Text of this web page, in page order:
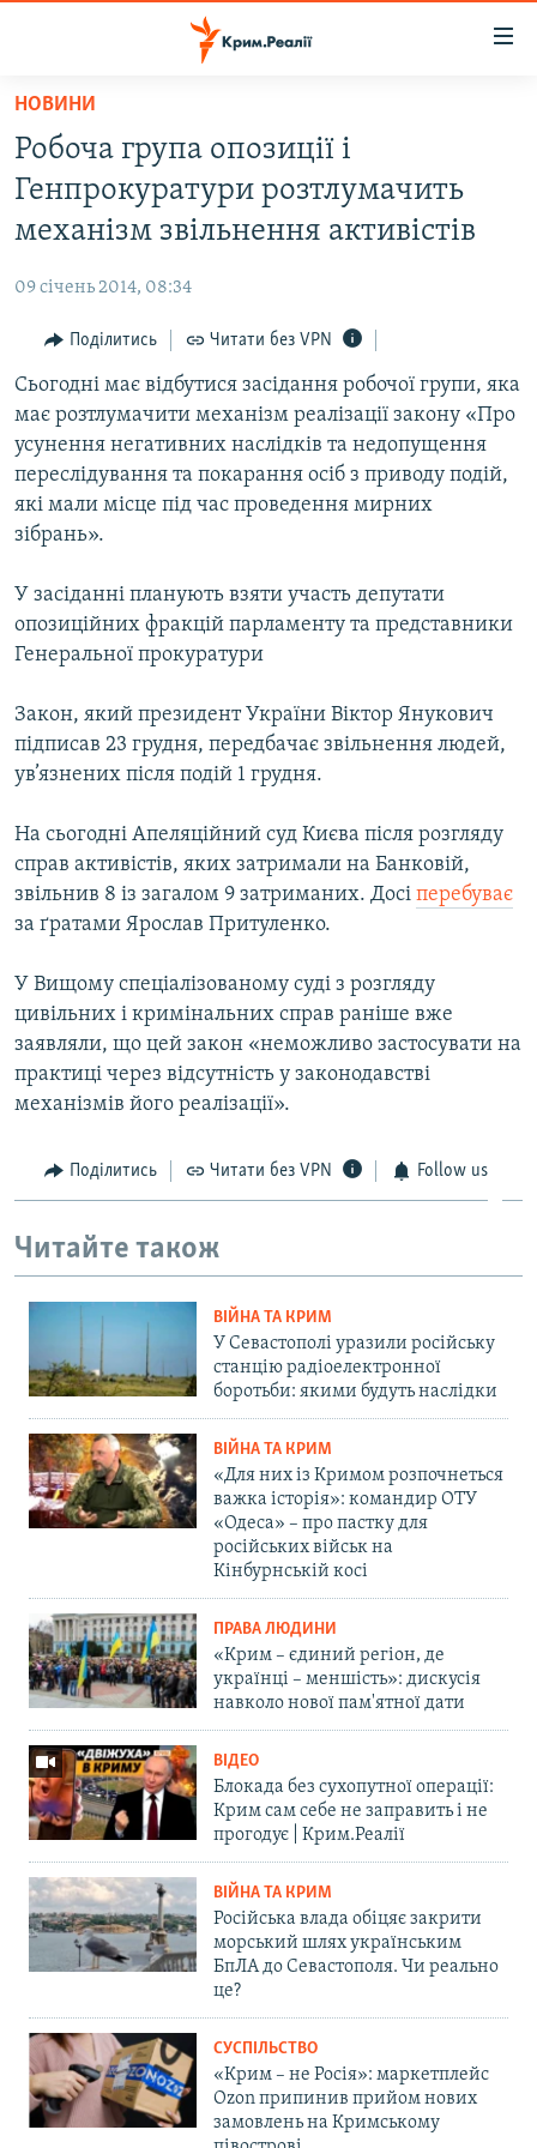
Перейти
основного
матеріалу
Перейти
до
основної
Перейти
пошуку
НОВИНИ
ВОДА.КРИМ
ВІДЕО ТА ФОТО
БЛОГИ
ПОГЛЯД
ІНТЕРВ'Ю
ВСЕ ЗА ДЕНЬ
СПЕЦПРОЕКТИ
ДЕПОРТАЦІЯ
СВІДЧЕННЯ ОКУПАЦІЇ
УКРАЇНСЬКА ПРОБЛЕМА КРИМУ
ЯК ОБІЙТИ БЛОКУВАННЯ
Qırımtatar
НОВИНИ
Робоча група опозиції і
Генпрокуратури розтлумачить
механізм звільнення активістів
09 січень 2014, 08:34
Поділитись Читати без VPN
Сьогодні має відбутися засідання робочої групи, яка
має розтлумачити механізм реалізації закону «Про
усунення негативних наслідків та недопущення
переслідування та покарання осіб з приводу подій,
які мали місце під час проведення мирних
зібрань».
У засіданні планують взяти участь депутати
опозиційних фракцій парламенту та представники
Генеральної прокуратури
Закон, який президент України Віктор Янукович
підписав 23 грудня, передбачає звільнення людей,
ув’язнених після подій 1 грудня.
На сьогодні Апеляційний суд Києва після розгляду
справ активістів, яких затримали на Банковій,
звільнив 8 із загалом 9 затриманих. Досі перебуває
за ґратами Ярослав Притуленко.
У Вищому спеціалізованому суді з розгляду
цивільних і кримінальних справ раніше вже
заявляли, що цей закон «неможливо застосувати на
практиці через відсутність у законодавстві
механізмів його реалізації».
Поділитись Читати без VPN Follow us
Читайте також
ВІЙНА ТА КРИМ
У Севастополі уразили російську
станцію радіоелектронної
боротьби: якими будуть наслідки
ВІЙНА ТА КРИМ
«Для них із Кримом розпочнеться
важка історія»: командир ОТУ
«Одеса» – про пастку для
російських військ на
Кінбурнській косі
ПРАВА ЛЮДИНИ
«Крим – єдиний регіон, де
українці – меншість»: дискусія
навколо нової пам'ятної дати
ВІДЕО
Блокада без сухопутної операції:
Крим сам себе не заправить і не
прогодує | Крим.Реалії
ВІЙНА ТА КРИМ
Російська влада обіцяє закрити
морський шлях українським
БпЛА до Севастополя. Чи реально
це?
СУСПІЛЬСТВО
«Крим – не Росія»: маркетплейс
Ozon припинив прийом нових
замовлень на Кримському